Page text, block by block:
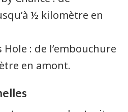
½ kilomètre en
Hole : de l’embouchure
en amont.